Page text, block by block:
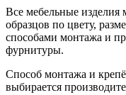
Все мебельные изделия
образцов по цвету,
способами монтажа и
фурнитуры.
Способ монтажа и
выбирается